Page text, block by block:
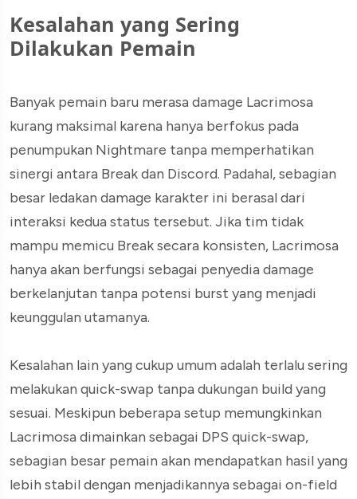
Kesalahan yang Sering
Dilakukan Pemain
Banyak pemain baru merasa damage Lacrimosa
kurang maksimal karena hanya berfokus pada
penumpukan Nightmare tanpa memperhatikan
sinergi antara Break dan Discord. Padahal, sebagian
besar ledakan damage karakter ini berasal dari
interaksi kedua status tersebut. Jika tim tidak
mampu memicu Break secara konsisten, Lacrimosa
hanya akan berfungsi sebagai penyedia damage
berkelanjutan tanpa potensi burst yang menjadi
keunggulan utamanya.
Kesalahan lain yang cukup umum adalah terlalu sering
melakukan quick-swap tanpa dukungan build yang
sesuai. Meskipun beberapa setup memungkinkan
Lacrimosa dimainkan sebagai DPS quick-swap,
sebagian besar pemain akan mendapatkan hasil yang
lebih stabil dengan menjadikannya sebagai on-field